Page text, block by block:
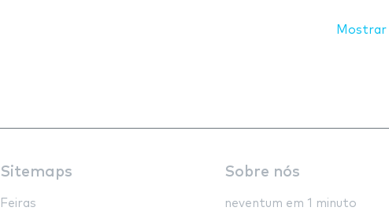
Mostrar
Sitemaps
Feiras
Sobre nós
neventum em 1 minuto